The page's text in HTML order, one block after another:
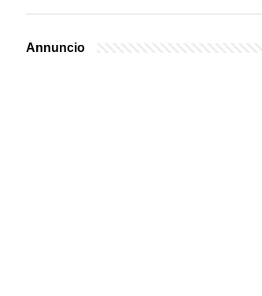
Annuncio